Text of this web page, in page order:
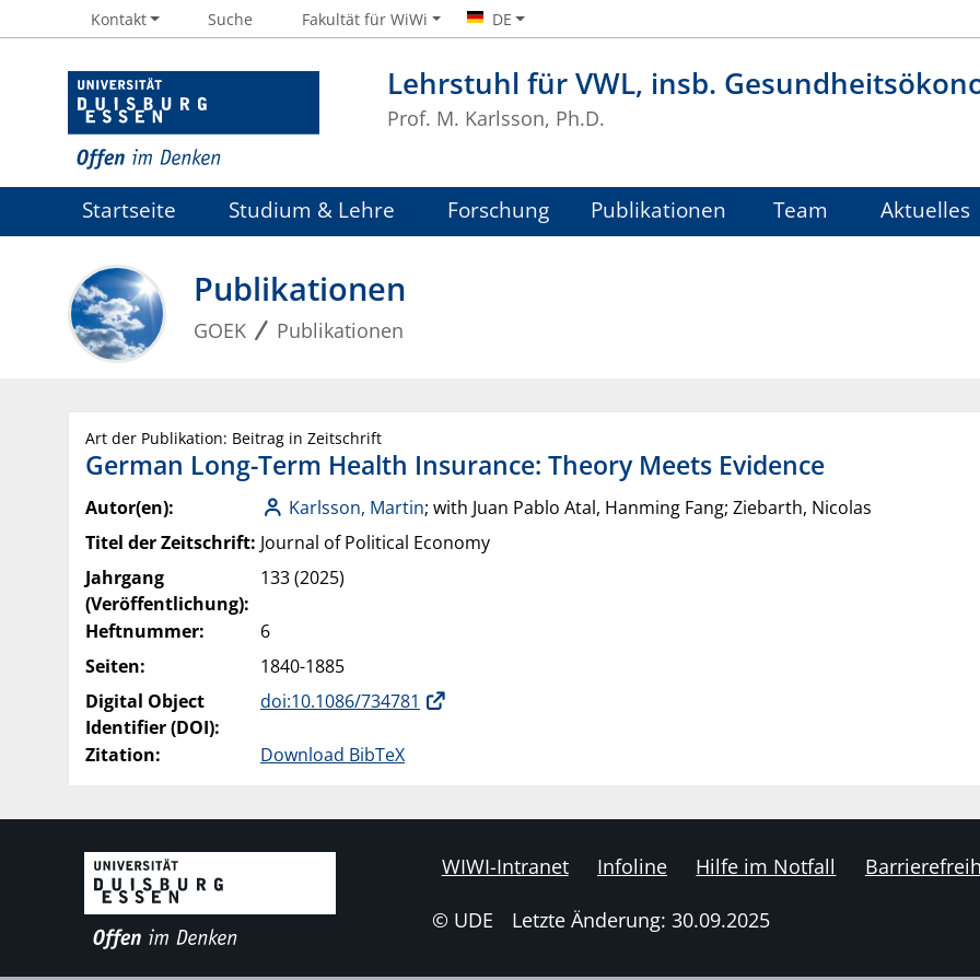
Lehrstuhl für VWL, insb.
Prof. M. Karlsson, Ph.D.
Kontakt Suche Fakultät für WiWi DE
Startseite Studium & Lehre Forschung Publikationen Team Aktuelles
Publikationen
GOEK Publikationen
Art der Publikation: Beitrag in Zeitschrift
German Long-Term Health Insurance: Theory Meets Evidence
Autor(en): Karlsson, Martin; with Juan Pablo Atal, Hanming Fang; Ziebarth, Nicolas
Titel der Zeitschrift: Journal of Political Economy
Jahrgang
(Veröffentlichung):
133 (2025)
Heftnummer:
6
Seiten:
1840-1885
Digital Object
Identifier (DOI):
doi:10.1086/734781
Zitation: Download BibTeX
WIWI-Intranet Infoline Hilfe im Notfall
© UDE Letzte Änderung: 30.09.2025